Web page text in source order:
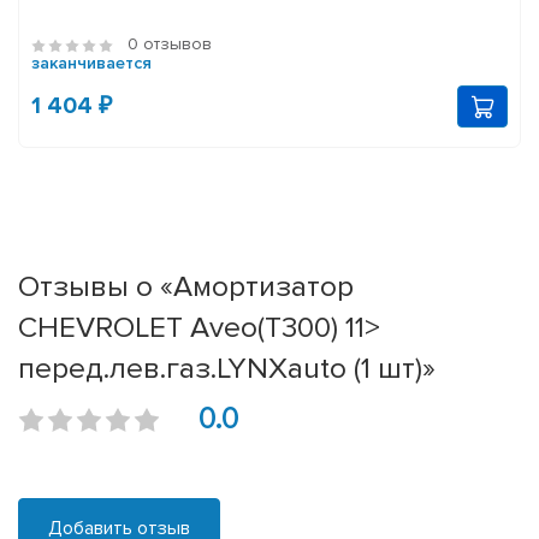
0 отзывов
заканчивается
1 404 ₽
Отзывы о «Амортизатор
CHEVROLET Aveo(T300) 11>
перед.лев.газ.LYNXauto (1 шт)»
0.0
Добавить отзыв